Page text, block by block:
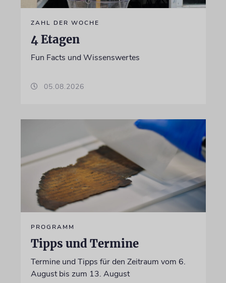
ZAHL DER WOCHE
4 Etagen
Fun Facts und Wissenswertes
05.08.2026
PROGRAMM
Tipps und Termine
Termine und Tipps für den Zeitraum vom 6.
August bis zum 13. August